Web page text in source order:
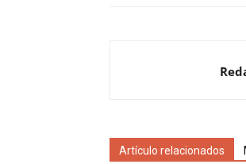
Artículo relacionados